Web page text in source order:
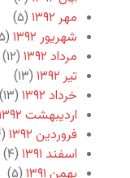
مهر ۱۳۹۲
(۵)
شهریور ۱۳۹۲
(۵)
مرداد ۱۳۹۲
(۱۲)
تیر ۱۳۹۲
(۱۳)
خرداد ۱۳۹۲
(۱۳)
اردیبهشت ۱۳۹۲
فروردین ۱۳۹۲
(۴)
اسفند ۱۳۹۱
(۴)